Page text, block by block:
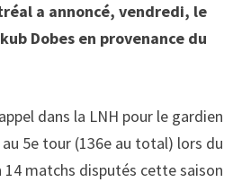
a annoncé, vendredi, le
Dobes en provenance du
dans la LNH pour le gardien
5e tour (136e au total) lors du
14 matchs disputés cette saison